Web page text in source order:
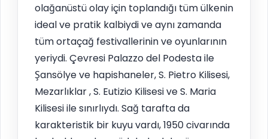
olağanüstü olay için toplandığı tüm ülkenin
ideal ve pratik kalbiydi ve aynı zamanda
tüm ortaçağ festivallerinin ve oyunlarının
yeriydi. Çevresi Palazzo del Podesta ile
Şansölye ve hapishaneler, S. Pietro Kilisesi,
Mezarlıklar , S. Eutizio Kilisesi ve S. Maria
Kilisesi ile sınırlıydı. Sağ tarafta da
karakteristik bir kuyu vardı, 1950 civarında